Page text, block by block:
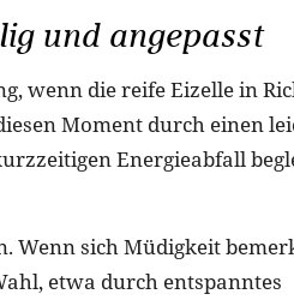
und angepasst
wenn die reife Eizelle in
Moment durch einen
Energieabfall
Wenn sich Müdigkeit
etwa durch entspanntes